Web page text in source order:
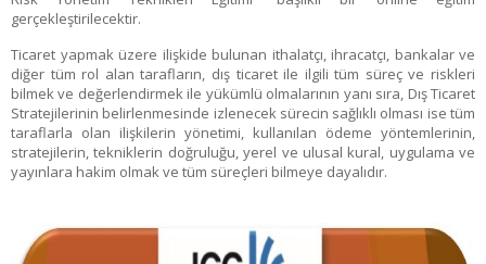
gerçekleştirilecektir.
Ticaret yapmak üzere ilişkide bulunan ithalatçı, ihracatçı, bankalar ve
diğer tüm rol alan tarafların, dış ticaret ile ilgili tüm süreç ve riskleri
bilmek ve değerlendirmek ile yükümlü olmalarının yanı sıra, Dış Ticaret
Stratejilerinin belirlenmesinde izlenecek sürecin sağlıklı olması ise tüm
taraflarla olan ilişkilerin yönetimi, kullanılan ödeme yöntemlerinin,
stratejilerin, tekniklerin doğruluğu, yerel ve ulusal kural, uygulama ve
yayınlara hakim olmak ve tüm süreçleri bilmeye dayalıdır.